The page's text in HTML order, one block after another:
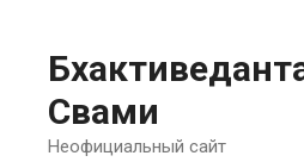
содержимому
Свами
Неофициальный сайт